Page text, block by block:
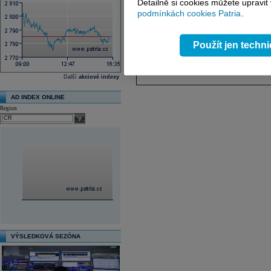
Další akciové indexy
AD INDEX ONLINE
Region
select
VÝSLEDKOVÁ SEZÓNA
Čínský Moonshot AI míří na
Čínský startup Moonshot AI se
Monitoring médií
Detailně si cookies můžete
podmínkách cookies Patria.
Použít jen